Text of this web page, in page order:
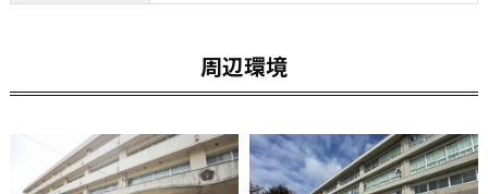
周辺環境